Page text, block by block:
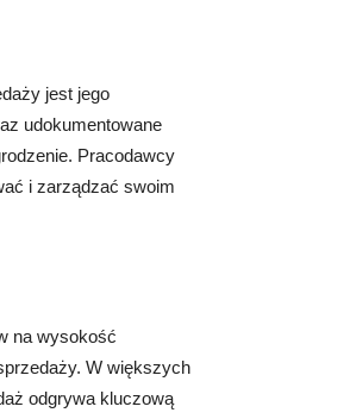
jest jego
udokumentowane
Pracodawcy
i zarządzać swoim
na wysokość
W większych
odgrywa kluczową